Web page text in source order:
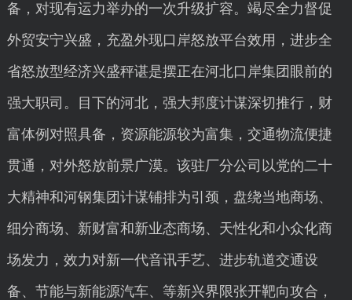
备，对现有运力举办的一次升级扩容。竭尽全力督促
外贸安宁兴盛，充盈外现口岸怒放平台效用，进步全
省怒放型经济兴盛秤谌是摆正在河北口岸集团眼前的
强大职司。目下的河北，强大邦度计谋深切推行，财
富体例对照具备，资源能源较为富集，交通物流便捷
贯通，对外怒放前景广漠。该驻厂分公司以党的二十
大精神和河钢集团计谋铺排为引颈，盘绕当地商场、
细分商场、新财富和新业态商场、天性化和小众化商
场发力，效力对新一代音讯手艺、进步轨道交通设
备、节能与新能源汽车、等新兴界限张开靶向攻合，